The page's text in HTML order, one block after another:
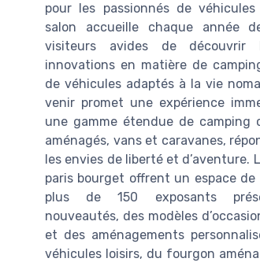
pour les passionnés de
salon accueille chaque année
visiteurs avides de découvrir
innovations en matière de
de véhicules adaptés à la vie
venir promet une expérience
une gamme étendue de camping
aménagés, vans et caravanes,
les envies de liberté et d’aventure.
paris bourget offrent un espace de
plus de 150 exposants
nouveautés, des modèles
et des aménagements
véhicules loisirs, du fourgon